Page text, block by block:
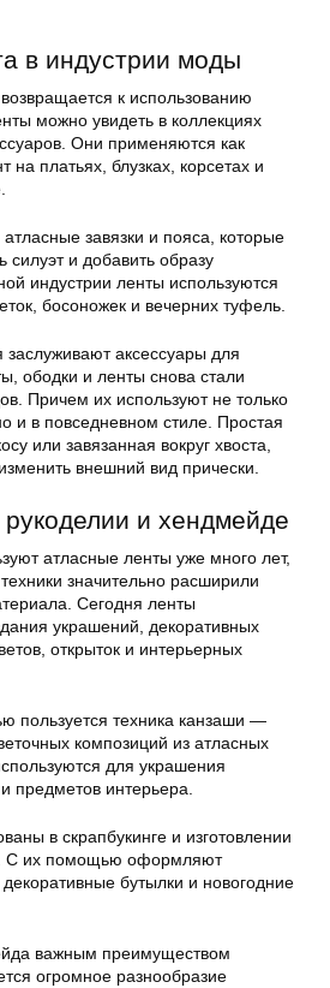
в индустрии моды
к использованию
можно увидеть в коллекциях
Они применяются как
на платьях, блузках, корсетах и
завязки и пояса, которые
силуэт и добавить образу
индустрии ленты используются
босоножек и вечерних туфель.
аксессуары для
ободки и ленты снова стали
Причем их используют не только
и в повседневном стиле. Простая
или завязанная вокруг хвоста,
внешний вид прически.
и хендмейде
атласные ленты уже много лет,
значительно расширили
Сегодня ленты
украшений, декоративных
открыток и интерьерных
пользуется техника канзаши —
композиций из атласных
для украшения
предметов интерьера.
в скрапбукинге и изготовлении
С их помощью оформляют
бутылки и новогодние
важным преимуществом
огромное разнообразие